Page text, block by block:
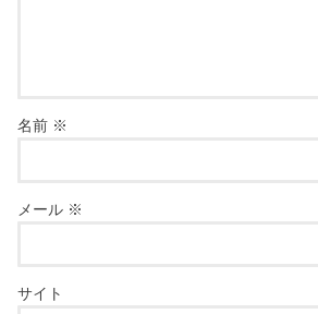
名前 ※
メール ※
サイト